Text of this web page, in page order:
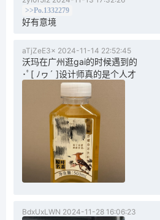
>>Po.1332279
好有意境
aTjZeE3x 2024-11-14 22:52:45
沃玛在广州逛gai的时候遇到的
･ﾟ[ ﾉヮ´ ]设计师真的是个人才
BdxUxLWN 2024-11-28 16:06:23